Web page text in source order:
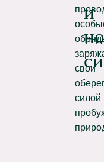
свои
силой
и